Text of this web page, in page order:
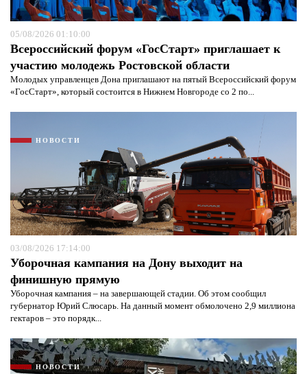
05/08/2026 01:10:00
Всероссийский форум «ГосСтарт» приглашает к
участию молодежь Ростовской области
Молодых управленцев Дона приглашают на пятый Всероссийский форум
«ГосСтарт», который состоится в Нижнем Новгороде со 2 по...
НОВОСТИ
03/08/2026 17:14:00
Уборочная кампания на Дону выходит на
финишную прямую
Уборочная кампания – на завершающей стадии. Об этом сообщил
губернатор Юрий Слюсарь. На данный момент обмолочено 2,9 миллиона
гектаров – это порядк...
НОВОСТИ
Я согласен сполитикой конфиденциальности и
защиты информации*
Я согласен с политикой конфиденциальности и
защиты информации*